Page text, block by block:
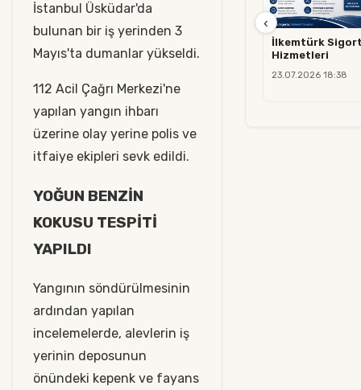
İstanbul Üsküdar'da
bulunan bir iş yerinden 3
Mayıs'ta dumanlar yükseldi.
112 Acil Çağrı Merkezi'ne
yapılan yangın ihbarı
üzerine olay yerine polis ve
itfaiye ekipleri sevk edildi.
YOĞUN BENZİN
KOKUSU TESPİTİ
YAPILDI
Yangının söndürülmesinin
ardından yapılan
incelemelerde, alevlerin iş
yerinin deposunun
önündeki kepenk ve fayans
İlkemtürk
Hizmetleri
23.07.2026 18:38
‹